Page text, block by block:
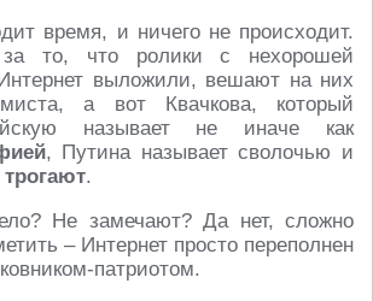
время, и ничего не происходит.
то, что ролики с нехорошей
выложили, вешают на них
а вот Квачкова, который
называет не иначе как
, Путина называет сволочью и
трогают.
Не замечают? Да нет, сложно
– Интернет просто переполнен
патриотом.